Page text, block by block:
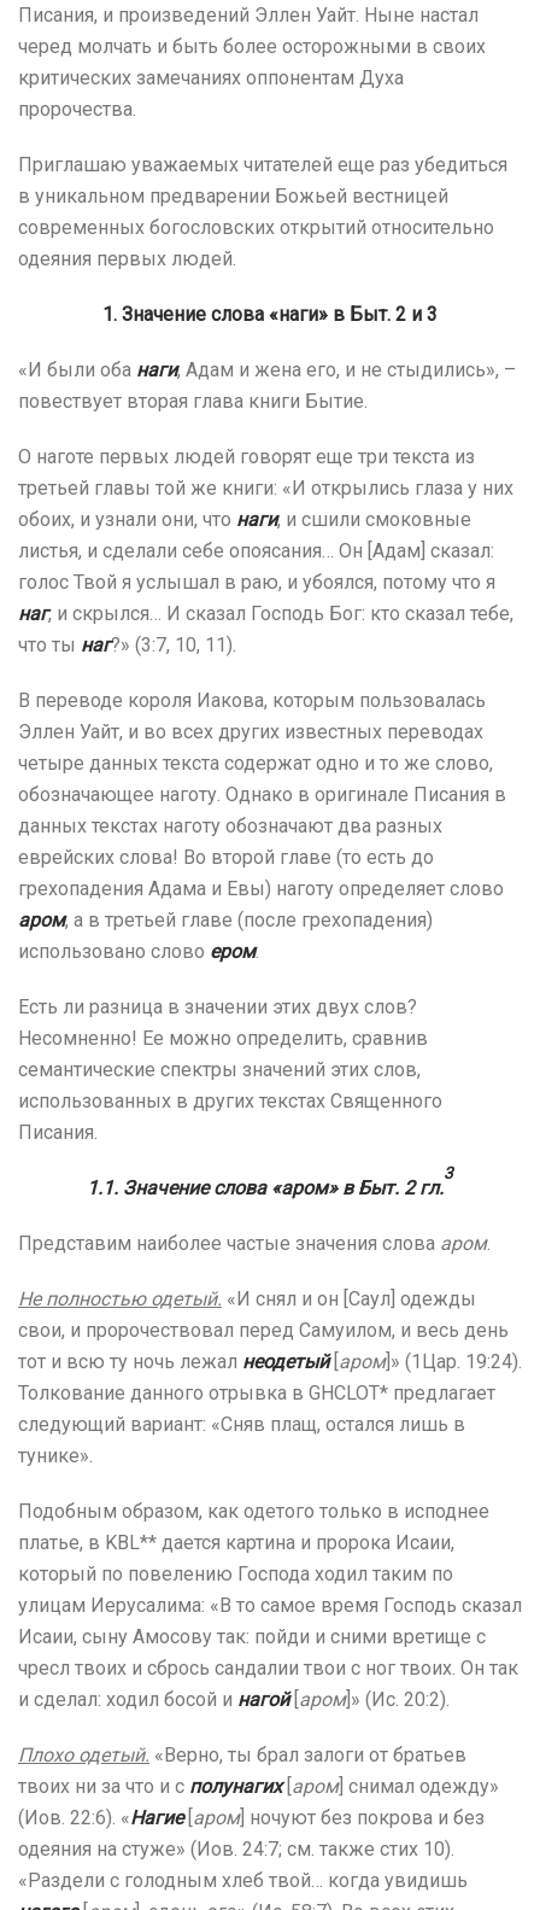
Писания, и произведений Эллен Уайт. Ныне настал
черед молчать и быть более осторожными в своих
критических замечаниях оппонентам Духа
пророчества.
Приглашаю уважаемых читателей еще раз убедиться
в уникальном предварении Божьей вестницей
современных богословских открытий относительно
одеяния первых людей.
1. Значение слова «наги» в Быт. 2 и 3
«И были оба наги, Адам и жена его, и не стыдились», –
повествует вторая глава книги Бытие.
О наготе первых людей говорят еще три текста из
третьей главы той же книги: «И открылись глаза у них
обоих, и узнали они, что наги, и сшили смоковные
листья, и сделали себе опоясания… Он [Адам] сказал:
голос Твой я услышал в раю, и убоялся, потому что я
наг, и скрылся… И сказал Господь Бог: кто сказал тебе,
что ты наг?» (3:7, 10, 11).
В переводе короля Иакова, которым пользовалась
Эллен Уайт, и во всех других известных переводах
четыре данных текста содержат одно и то же слово,
обозначающее наготу. Однако в оригинале Писания в
данных текстах наготу обозначают два разных
еврейских слова! Во второй главе (то есть до
грехопадения Адама и Евы) наготу определяет слово
аром, а в третьей главе (после грехопадения)
использовано слово ером.
Есть ли разница в значении этих двух слов?
Несомненно! Ее можно определить, сравнив
семантические спектры значений этих слов,
использованных в других текстах Священного
Писания.
1.1. Значение слова «аром» в Быт. 2 гл.
3
Представим наиболее частые значения слова аром.
Не полностью одетый. «И снял и он [Саул] одежды
свои, и пророчествовал перед Самуилом, и весь день
тот и всю ту ночь лежал неодетый[аром]» (1Цар. 19:24).
Толкование данного отрывка в GHCLOT* предлагает
следующий вариант: «Сняв плащ, остался лишь в
тунике».
Подобным образом, как одетого только в исподнее
платье, в KBL** дается картина и пророка Исаии,
который по повелению Господа ходил таким по
улицам Иерусалима: «В то самое время Господь сказал
Исаии, сыну Амосову так: пойди и сними вретище с
чресл твоих и сбрось сандалии твои с ног твоих. Он так
и сделал: ходил босой и нагой[аром]» (Ис. 20:2).
Плохо одетый. «Верно, ты брал залоги от братьев
твоих ни за что и с полунагих[аром] снимал одежду»
(Иов. 22:6). «Нагие[аром] ночуют без покрова и без
одеяния на стуже» (Иов. 24:7; см. также стих 10).
«Раздели с голодным хлеб твой… когда увидишь